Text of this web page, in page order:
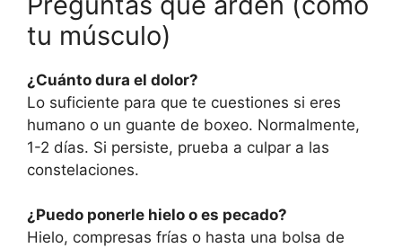
tu músculo)
¿Cuánto dura el dolor?
Lo suficiente para que te cuestiones si eres
humano o un guante de boxeo. Normalmente,
1-2 días. Si persiste, prueba a culpar a las
constelaciones.
¿Puedo ponerle hielo o es pecado?
Hielo, compresas frías o hasta una bolsa de